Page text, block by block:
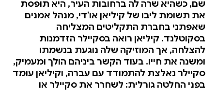
שם, כשהיא שרה לה ברחובות העיר, היא תופסת
את תשומת ליבו של קיליאן או'די, מנהל אמנים
שאפתני בחברת התקליטים המצליחה
בסקוטלנד. קיליאן רואה בסקיילר הזדמנות
להצלחה, אך המוזיקה שלה נוגעת בנשמתו
ומשנה את חייו. בעוד הקשר ביניהם הולך ומעמיק,
סקיילר נאלצת להתמודד עם עברה, וקיליאן עומד
בפני החלטה גורלית: לשחרר את סקיילר או